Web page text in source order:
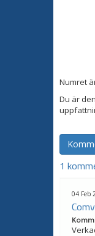
Numret
Du är
1
04 Feb